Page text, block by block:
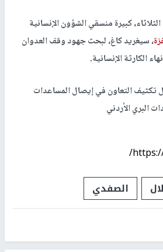
كبيرة منسقي الشؤون الإنسانية
، سيغريد كاغ، لبحث جهود وقف العدوان
الكارثة الإنسانية.
تكثيف التعاون في إيصال المساعدات
البري الأردني
الصفدي